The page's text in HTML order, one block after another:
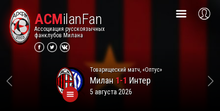
ACMilanFan
Ассоциация русскоязычных
фанклубов Милана
Товарищеский матч, «Оптус»
Милан1-1 Интер
5 августа 2026